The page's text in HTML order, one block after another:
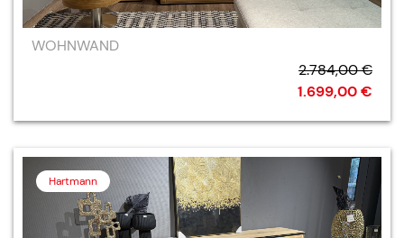
WOHNWAND
2.784,00 €
1.699,00 €
Hartmann